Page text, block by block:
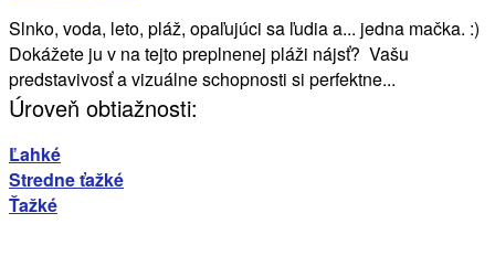
Slnko, voda, leto, pláž, opaľujúci sa ľudia a... jedna mačka. :)
Dokážete ju v na tejto preplnenej pláži nájsť? Vašu
predstavivosť a vizuálne schopnosti si perfektne...
Úroveň obtiažnosti:
Ľahké
Stredne ťažké
Ťažké